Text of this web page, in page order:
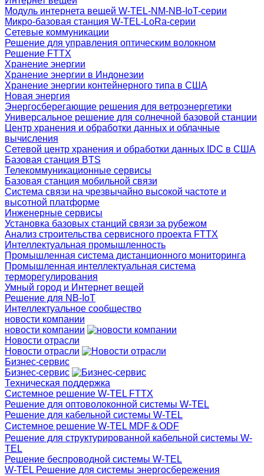
Модуль интернета вещей W-TEL-NM-NB-IoT-серии
Микро-базовая станция W-TEL-LoRa-серии
Сетевые коммуникации
Решение для управления оптическим волокном
Решение FTTX
Хранение энергии
Хранение энергии в Индонезии
Хранение энергии контейнерного типа в США
Новая энергия
Энергосберегающие решения для ветроэнергетики
Универсальное решение для солнечной базовой станции
Центр хранения и обработки данных и облачные
вычисления
Сетевой центр хранения и обработки данных IDC в США
Базовая станция BTS
Телекоммуникационные сервисы
Базовая станция мобильной связи
Система связи на чрезвычайно высокой частоте и
высотной платформе
Инженерные сервисы
Установка базовых станций связи за рубежом
Анализ строительства сервисного проекта FTTX
Интеллектуальная промышленность
Промышленная система дистанционного мониторинга
Промышленная интеллектуальная система
терморегулирования
Умный город и Интернет вещей
Решение для NB-IoT
Интеллектуальное сообщество
новости компании
новости компании
Новости отрасли
Новости отрасли
Бизнес-сервис
Бизнес-сервис
Техническая поддержка
Системное решение W-TEL FTTX
Решение для оптоволоконной системы W-TEL
Решение для кабельной системы W-TEL
Системное решение W-TEL MDF＆ODF
Решение для структурированной кабельной системы W-
TEL
Решение беспроводной системы W-TEL
W-TEL Решение для системы энергосбережения